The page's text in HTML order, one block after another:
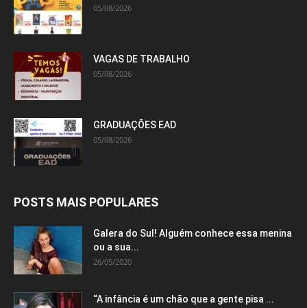
05/08/2026
VAGAS DE TRABALHO
05/08/2026
GRADUAÇÕES EAD
05/08/2026
POSTS MAIS POPULARES
Galera do Sul! Alguém conhece essa menina
ou a sua...
26/05/2020
“A infância é um chão que a gente pisa ...